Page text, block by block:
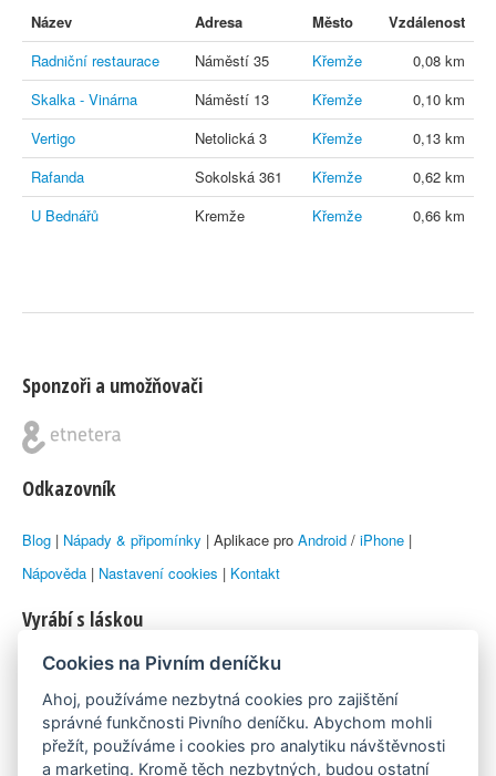
Název Adresa Město
Vzdálenost
Radniční restaurace
Náměstí 35 Křemže
0,08 km
Skalka - Vinárna
Náměstí 13 Křemže
0,10 km
Vertigo
Netolická 3 Křemže
0,13 km
Rafanda
Sokolská 361 Křemže
0,62 km
U Bednářů
Kremže Křemže 0,66 km
Sponzoři a umožňovači
Odkazovník
Blog | Nápady & připomínky | Aplikace pro Android / iPhone |
Nápověda | Nastavení cookies | Kontakt
Vyrábí s láskou
© 2010–2026 byLukáš Zemanaka Emka
Máme rádi
Cookies na Pivním deníčku
Ahoj, používáme nezbytná cookies pro zajištění
správné funkčnosti Pivního deníčku. Abychom mohli
přežít, používáme i cookies pro analytiku návštěvnosti
a marketing. Kromě těch nezbytných, budou ostatní